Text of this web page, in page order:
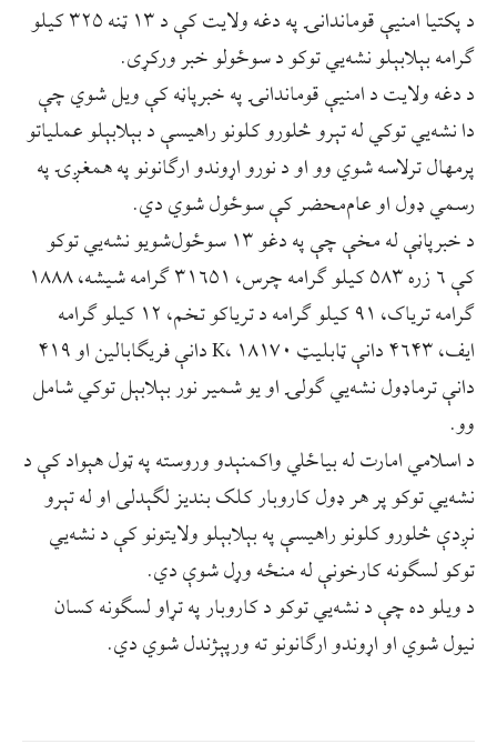
د پکتیا امنیې قوماندانۍ په دغه ولایت کې د ۱۳ ټنه ۳۲۵ کیلو
ګرامه بېلابېلو نشه‌يي توکو د سوځولو خبر ورکړی.
د دغه ولایت د امنیې قوماندانۍ په خبرپاڼه کې ویل شوي چې
دا نشه‌يي توکي له تېرو څلورو کلونو راهیسې د بېلابېلو عملیاتو
پرمهال ترلاسه شوي وو او د نورو اړوندو ارګانونو په همغږۍ په
رسمي ډول او عام‌محضر کې سوځول شوي دي.
د خبرپاڼې له مخې چې په دغو ۱۳ سوځول‌شویو نشه‌یي توکو
کې ۶ زره ۵۸۳ کیلو ګرامه چرس، ۳۱۶۵۱ ګرامه شیشه، ۱۸۸۸
ګرامه تریاک، ۹۱ کیلو ګرامه د تریاکو تخم، ۱۲ کیلو ګرامه
ایف، ۴۶۴۳ دانې ټابلیټ K، ۱۸۱۷۰ دانې فریګابالین او ۴۱۹
دانې ترماډول نشه‌یي ګولۍ او یو شمیر نور بېلابېل توکي شامل
وو.
د اسلامي امارت له بیاځلي واکمنېدو وروسته په ټول هېواد کې د
نشه‌يي توکو پر هر ډول کاروبار کلک بندیز لګېدلی او له تېرو
نږدې څلورو کلونو راهیسې په بېلابېلو ولایتونو کې د نشه‌‌یي
توکو لسګونه کارخونې له منځه وړل شوې دي.
د ویلو ده چې د نشه‌يي توکو د کاروبار په تړاو لسګونه کسان
نیول شوي او اړوندو ارګانونو ته ورپېژندل شوي دي.